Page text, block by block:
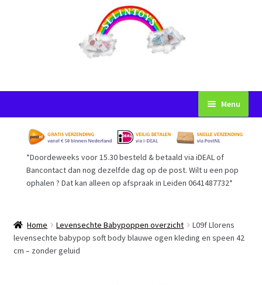
naar
navigatie
inhoud
Menu
Startpagina
Voorwaarden
Afrekenen
Gastenboek
*Doordeweeks voor 15.30 besteld & betaald via iDEAL of
Bancontact dan nog dezelfde dag op de post. Wilt u een pop
ophalen ? Dat kan alleen op afspraak in Leiden 0641487732*
Home Levensechte Babypoppen overzicht
L09f Llorens
levensechte babypop soft body blauwe ogen kleding en speen 42
cm – zonder geluid